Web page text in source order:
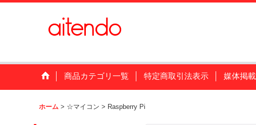
商品カテゴリ一覧 特定商取引法表示 媒体掲載
ホーム > ☆マイコン > Raspberry Pi